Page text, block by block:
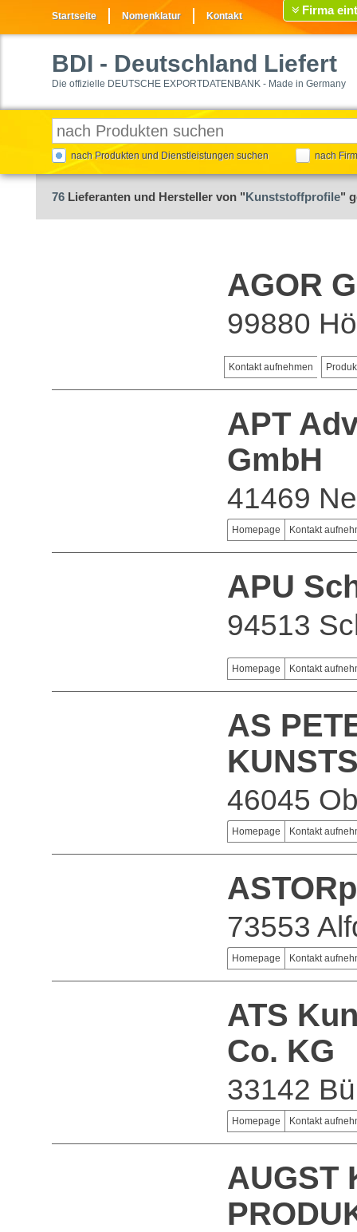
Startseite Nomenklatur Kontakt Firma
BDI - Deutschland Liefert
Die offizielle DEUTSCHE EXPORTDATENBANK - Made in Germany
nach Produkten und Dienstleistungen suchen nach
76 Lieferanten und Hersteller von "Kunststoffprofile"
AGOR
99880
Kontakt aufnehmen
APT
GmbH
41469
Homepage Kontakt
APU
94513
Homepage Kontakt
AS
46045
Homepage Kontakt
73553
Homepage Kontakt
ATS
Co. KG
33142
Homepage Kontakt
AUGST